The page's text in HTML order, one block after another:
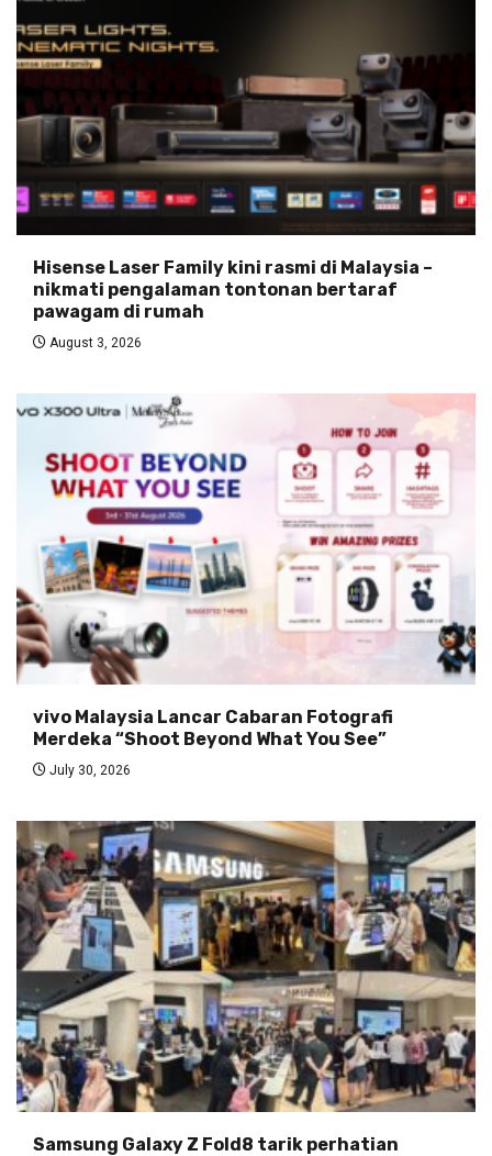
Hisense Laser Family kini rasmi di Malaysia –
nikmati pengalaman tontonan bertaraf
pawagam di rumah
August 3, 2026
vivo Malaysia Lancar Cabaran Fotografi
Merdeka “Shoot Beyond What You See”
July 30, 2026
Samsung Galaxy Z Fold8 tarik perhatian